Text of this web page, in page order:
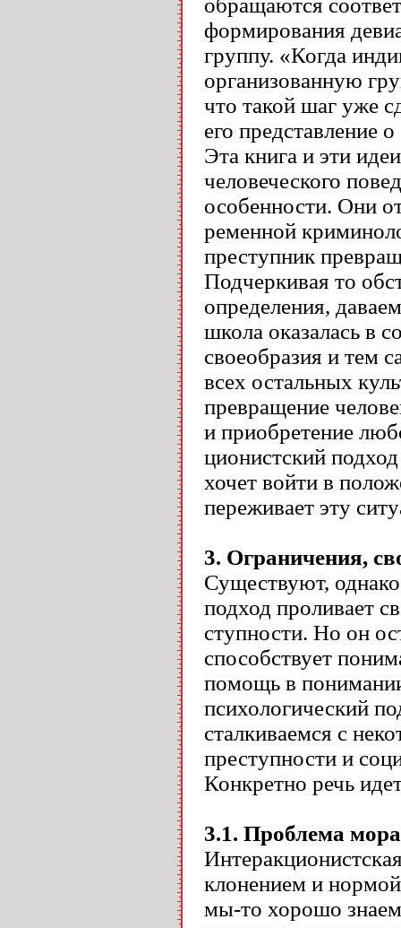
обращаются
формирования
группу. «Когда
организованную
что такой шаг уже
его представление
Эта книга и эти
человеческого
особенности. Они
ременной
преступник
Подчеркивая то
определения,
школа оказалась в
своеобразия и тем
всех остальных
превращение
и приобретение
ционистский
хочет войти в
переживает эту
3. Ограничения,
Существуют,
подход проливает
ступности. Но он
способствует
помощь в
психологический
сталкиваемся с
преступности и
Конкретно речь
3.1. Проблема
клонением и
мы-то хорошо